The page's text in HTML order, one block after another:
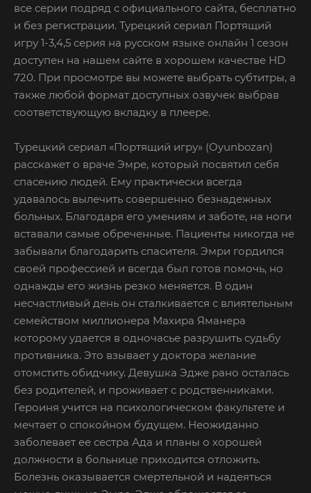
все серии подряд с официального сайта, бесплатно
и без регистрации. Турецкий сериал Портящий
игру 1-3,4,5 серия на русском языке онлайн 1 сезон
доступен на нашем сайте в хорошем качестве HD
720. При просмотре вы можете выбрать субтитры, а
также любой формат доступных озвучек выбрав
соответствующую вкладку в плеере.
Турецкий сериал «Портящий игру» (Oyunbozan)
расскажет о враче Эмре, который посвятил себя
спасению людей. Ему практически всегда
удавалось вылечить совершенно безнадежных
больных. Благодаря его умениям и заботе, на ноги
вставали самые обреченные. Пациенты никогда не
забывали благодарить спасителя. Эмри гордился
своей профессией и всегда был готов помочь, но
однажды его жизнь резко меняется. В один
несчастливый день он сталкивается с влиятельным
семейством миллионера Махира Яманера
которому удается в одночасье разрушить судьбу
противника. Это взывает у доктора желание
отомстить обидчику. Девушка Эдже рано осталась
без родителей, и проживает с родственниками.
Героиня учится на психологическом факультете и
мечтает о спокойном будущем. Неожиданно
заболевает ее сестра Ада и планы о хорошей
должности в больнице приходится отложить.
Болезнь оказывается смертельной и надеяться